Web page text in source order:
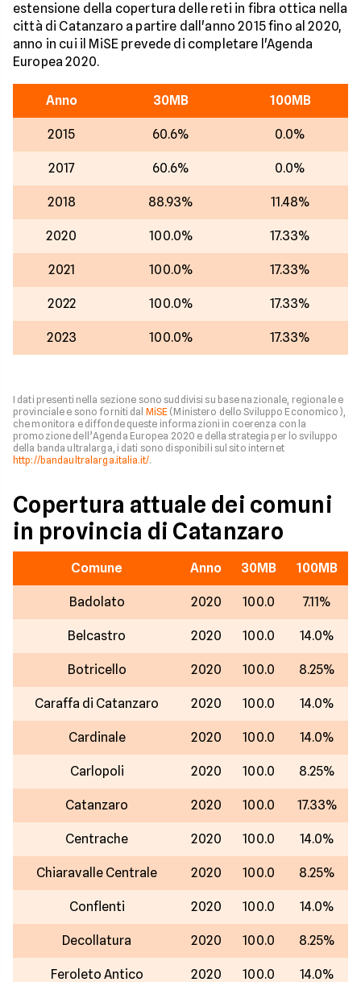
estensione della copertura delle reti in fibra ottica nella
città di Catanzaro a partire dall'anno 2015 fino al 2020,
anno in cui il MiSE prevede di completare l'Agenda
Europea 2020.
Anno 30MB 100MB
2015 60.6% 0.0%
2017 60.6% 0.0%
2018 88.93% 11.48%
2020 100.0% 17.33%
2021 100.0% 17.33%
2022 100.0% 17.33%
2023 100.0% 17.33%
I dati presenti nella sezione sono suddivisi su base nazionale, regionale e
provinciale e sono forniti dal MiSE (Ministero dello Sviluppo Economico),
che monitora e diffonde queste informazioni in coerenza con la
promozione dell’Agenda Europea 2020 e della strategia per lo sviluppo
della banda ultralarga, i dati sono disponibili sul sito internet
http://bandaultralarga.italia.it/.
Copertura attuale dei comuni
in provincia di Catanzaro
Comune Anno 30MB 100MB
Badolato 2020 100.0 7.11%
Belcastro 2020 100.0 14.0%
Botricello 2020 100.0 8.25%
Caraffa di Catanzaro 2020 100.0 14.0%
Cardinale 2020 100.0 14.0%
Carlopoli 2020 100.0 8.25%
Catanzaro 2020 100.0 17.33%
Centrache 2020 100.0 14.0%
Chiaravalle Centrale 2020 100.0 8.25%
Conflenti 2020 100.0 14.0%
Decollatura 2020 100.0 8.25%
Feroleto Antico 2020 100.0 14.0%